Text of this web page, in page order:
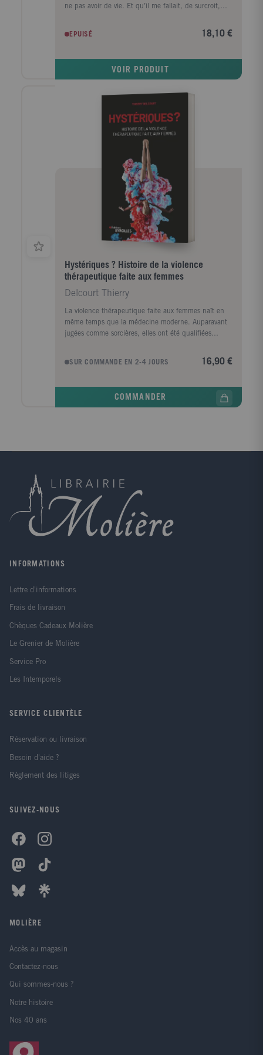
ne pas avoir de vie. Et qu’il me fallait, de surcroit,
rentrée littéraire 2021, Inès Orchani nous dresse un
portrait du féminisme peu montré jusqu’à présent : le
même quotidien ni être en proie aux mêmes codes
aspects, on peut reconnaitre une plume à la Virginie
Despentes confirmée par diverses références au livre «
King Kong Théorie » de cette dernière. Un livre
lumineux à dévorer !
EPUISÉ 18,10 €
VOIR PRODUIT
Hystériques ? Histoire de la violence
thérapeutique faite aux femmes
Delcourt Thierry
La violence thérapeutique faite aux femmes naît en
même temps que la médecine moderne. Auparavant
jugées comme sorcières, elles ont été qualifiées
de toute autre forme de prise en charge, la relation
soin respectueux. Il ne s'agit pas d'un procès de la
médecine actuelle dont les progrès sont fascinants, ni
des soignants qui tentent de soulager les patientes. Il
s'agit de permettre que les femmes se libèrent des
mauvais traitements qu'elles subissent encore quand
la maladie les place en posture de faiblesse, quand
SUR COMMANDE EN 2-4 JOURS 16,90 €
COMMANDER
INFORMATIONS
Lettre d'informations
Frais de livraison
Chèques Cadeaux Molière
Le Grenier de Molière
Service Pro
Les Intemporels
SERVICE CLIENTÈLE
Réservation ou livraison
Besoin d'aide ?
Règlement des litiges
SUIVEZ-NOUS
MOLIÈRE
Accès au magasin
Contactez-nous
Qui sommes-nous ?
Notre histoire
Nos 40 ans